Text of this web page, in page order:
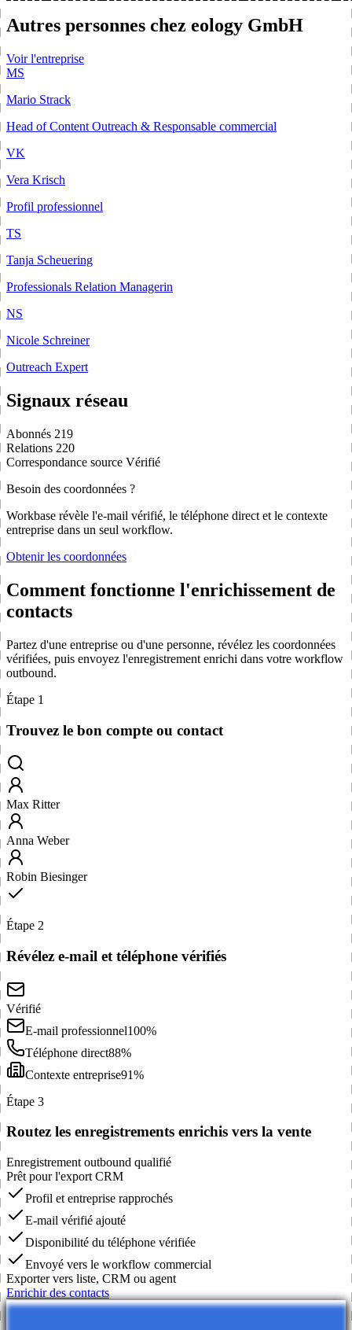
Autres personnes chez eology GmbH
Voir l'entreprise
MS
Mario Strack
Head of Content Outreach & Responsable commercial
VK
Vera Krisch
Profil professionnel
TS
Tanja Scheuering
Professionals Relation Managerin
NS
Nicole Schreiner
Outreach Expert
Signaux réseau
Abonnés 219
Relations 220
Correspondance source Vérifié
Besoin des coordonnées ?
Workbase révèle l'e-mail vérifié, le téléphone direct et le contexte
entreprise dans un seul workflow.
Obtenir les coordonnées
Comment fonctionne l'enrichissement de
contacts
Partez d'une entreprise ou d'une personne, révélez les coordonnées
vérifiées, puis envoyez l'enregistrement enrichi dans votre workflow
outbound.
Étape 1
Trouvez le bon compte ou contact
Max Ritter
Anna Weber
Robin Biesinger
Étape 2
Révélez e-mail et téléphone vérifiés
Vérifié
E-mail professionnel100%
Téléphone direct88%
Contexte entreprise91%
Étape 3
Routez les enregistrements enrichis vers la vente
Enregistrement outbound qualifié
Prêt pour l'export CRM
Profil et entreprise rapprochés
E-mail vérifié ajouté
Disponibilité du téléphone vérifiée
Envoyé vers le workflow commercial
Exporter vers liste, CRM ou agent
Enrichir des contacts